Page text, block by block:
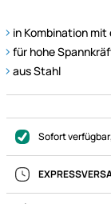
in Kombination
für hohe
aus Stahl
Sofort verfügbar